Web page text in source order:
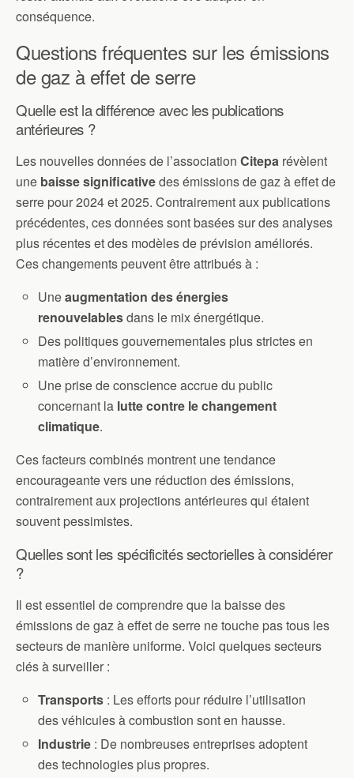
conséquence.
Questions fréquentes sur les émissions
de gaz à effet de serre
Quelle est la différence avec les publications
antérieures ?
Les nouvelles données de l’association Citepa révèlent
une baisse significativedes émissions de gaz à effet de
serre pour 2024 et 2025. Contrairement aux publications
précédentes, ces données sont basées sur des analyses
plus récentes et des modèles de prévision améliorés.
Ces changements peuvent être attribués à :
Uneaugmentation des énergies
renouvelablesdans le mix énergétique.
Des politiques gouvernementales plus strictes en
matière d’environnement.
Une prise de conscience accrue du public
concernant la lutte contre le changement
climatique.
Ces facteurs combinés montrent une tendance
encourageante vers une réduction des émissions,
contrairement aux projections antérieures qui étaient
souvent pessimistes.
Quelles sont les spécificités sectorielles à considérer
?
Il est essentiel de comprendre que la baisse des
émissions de gaz à effet de serre ne touche pas tous les
secteurs de manière uniforme. Voici quelques secteurs
clés à surveiller :
Transports : Les efforts pour réduire l’utilisation
des véhicules à combustion sont en hausse.
Industrie : De nombreuses entreprises adoptent
des technologies plus propres.